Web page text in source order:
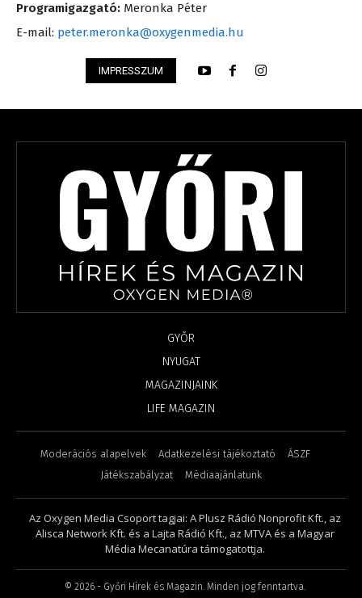
Programigazgató: Meronka Péter
E-mail: peter.meronka@oxygenmedia.hu
IMPRESSZUM
GYŐR
NYUGAT
MAGAZINJAINK
LIFE MAGAZIN
Moderációs alapelvek Adatkezelési tájékoztató
ÁSZF
Játékszabályzat
Médiaajánlatunk
Az Oxygen Media Csoport tagjai: A Plusz Rádió Nonprofit Kft., az
Alisca Network Kft. és a Lajta Rádió Kft., az MTVA és a Magyar
Média Mecanatúra támogatottja.
© 2026 - Győri Hírek és Magazin. Minden jog fenntartva.